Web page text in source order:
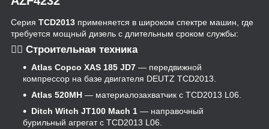
Серия TCD2013 применяется в широком спектре машин, где
требуется мощный дизель с длительным сроком службы:
👷‍♂️ Строительная техника
Atlas Copco XAS 185 JD7 — передвижной
компрессор на базе двигателя DEUTZ TCD2013.
Atlas 520MH — материалозахватчик с TCD2013 L06.
Ditch Witch JT100 Mach 1 — направочный
бурильный агрегат с TCD2013 L06.